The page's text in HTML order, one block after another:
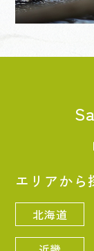
エリアから
北海道